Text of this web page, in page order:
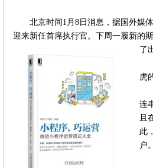
北京时间1月8日消息，据国外媒
迎来新任首席执行官。下周一履新的
了
虎
连
且
此
户。